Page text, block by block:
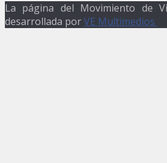
La página del Movimiento de
desarrollada porVE Multimedios